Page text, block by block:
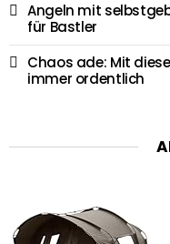
Angeln mit
für Bastler
Chaos ade: Mit
immer ordentlich